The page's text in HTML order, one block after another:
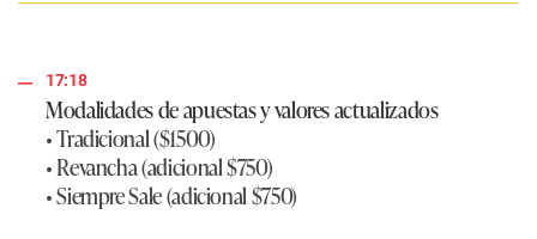
17:18
Modalidades de apuestas y valores actualizados
• Tradicional ($1500)
• Revancha (adicional $750)
• Siempre Sale (adicional $750)